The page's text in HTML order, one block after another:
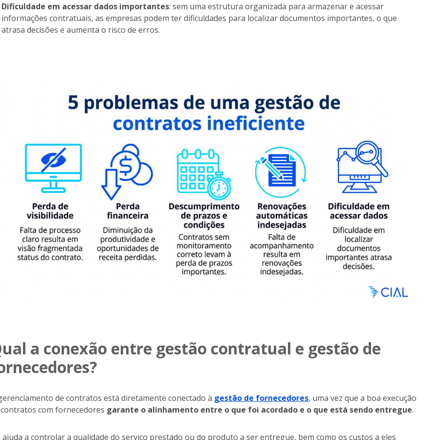
Dificuldade em acessar dados importantes: sem uma estrutura organizada para armazenar e acessar
informações contratuais, as empresas podem ter dificuldades para localizar documentos importantes, o que
atrasa decisões e aumenta o risco de erros.
a conexão entre gestão contratual e gestão de
de contratos está diretamente conectado à gestão de fornecedores, uma vez que a boa execução
com fornecedores garante o alinhamento entre o que foi acordado e o que está sendo entregue.
ajuda a controlar a qualidade do serviço prestado ou do produto a ser entregue, bem como os custos a eles